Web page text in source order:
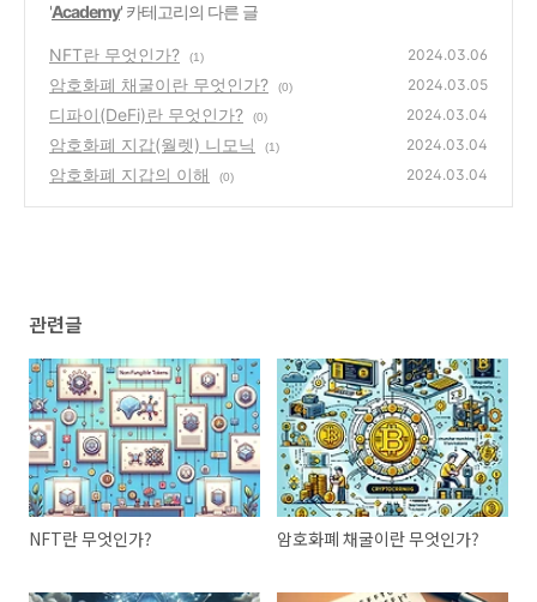
'Academy' 카테고리의 다른 글
NFT란 무엇인가? (1) 2024.03.06
암호화폐 채굴이란 무엇인가? (0) 2024.03.05
디파이(DeFi)란 무엇인가? (0) 2024.03.04
암호화폐 지갑(월렛) 니모닉 (1) 2024.03.04
암호화폐 지갑의 이해 (0) 2024.03.04
관련글
NFT란 무엇인가? 암호화폐 채굴이란 무엇인가?